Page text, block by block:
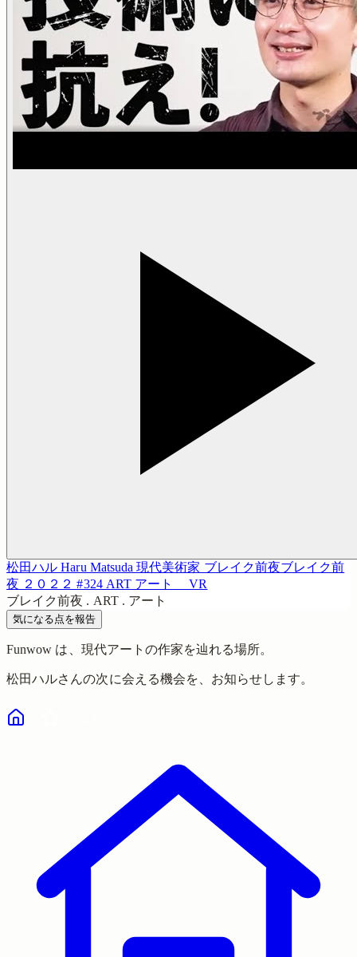
松田ハル Haru Matsuda 現代美術家 ブレイク前夜ブレイク前
夜 ２０２２ #324 ART アート VR
ブレイク前夜 . ART . アート
気になる点を報告
Funwow は、現代アートの作家を辿れる場所。
松田ハルさんの次に会える機会を、お知らせします。